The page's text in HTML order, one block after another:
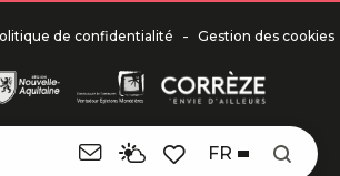
FR
de confidentialité - Gestion des cookies